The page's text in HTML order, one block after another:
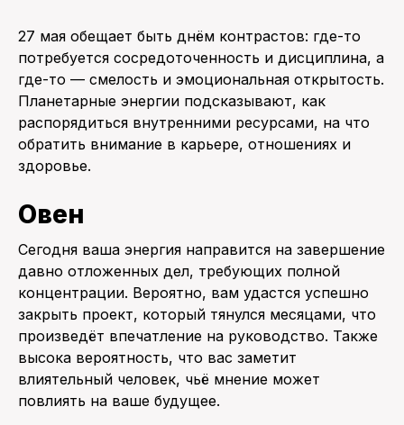
27 мая обещает быть днём контрастов: где-то
потребуется сосредоточенность и дисциплина, а
где-то — смелость и эмоциональная открытость.
Планетарные энергии подсказывают, как
распорядиться внутренними ресурсами, на что
обратить внимание в карьере, отношениях и
здоровье.
Овен
Сегодня ваша энергия направится на завершение
давно отложенных дел, требующих полной
концентрации. Вероятно, вам удастся успешно
закрыть проект, который тянулся месяцами, что
произведёт впечатление на руководство. Также
высока вероятность, что вас заметит
влиятельный человек, чьё мнение может
повлиять на ваше будущее.